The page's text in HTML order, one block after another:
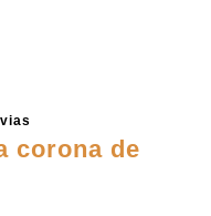
corona de